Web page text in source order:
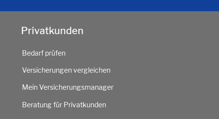
Privatkunden
Bedarf prüfen
Versicherungen vergleichen
Mein Versicherungsmanager
Beratung für Privatkunden